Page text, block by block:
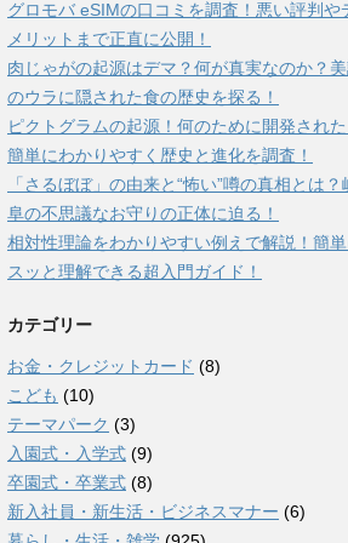
グロモバ eSIMの口コミを調査！悪い評判や
メリットまで正直に公開！
肉じゃがの起源はデマ？何が真実なのか？
のウラに隠された食の歴史を探る！
ピクトグラムの起源！何のために開発された
簡単にわかりやすく歴史と進化を調査！
「さるぼぼ」の由来と“怖い”噂の真相とは？
阜の不思議なお守りの正体に迫る！
相対性理論をわかりやすい例えで解説！簡単
スッと理解できる超入門ガイド！
カテゴリー
お金・クレジットカード (8)
こども (10)
テーマパーク (3)
入園式・入学式 (9)
卒園式・卒業式 (8)
新入社員・新生活・ビジネスマナー (6)